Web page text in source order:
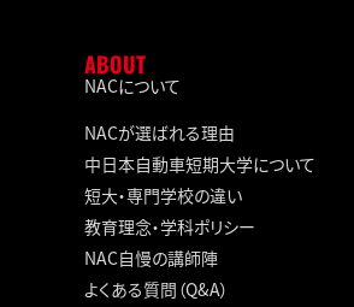
ABOUT
NACについて
NACが選ばれる理由
中日本自動車短期大学について
短大・専門学校の違い
教育理念・学科ポリシー
NAC自慢の講師陣
よくある質問（Q&A）